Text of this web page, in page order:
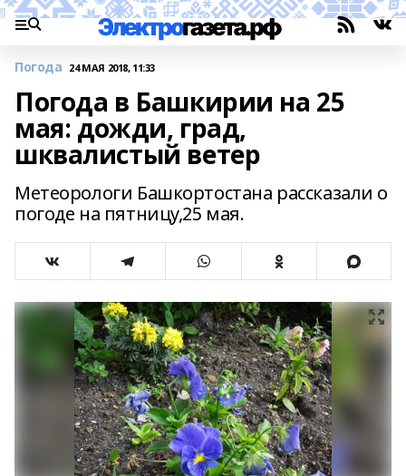
Погода 24 МАЯ 2018, 11:33
Погода в Башкирии на 25
мая: дожди, град,
шквалистый ветер
Метеорологи Башкортостана рассказали о
погоде на пятницу,25 мая.